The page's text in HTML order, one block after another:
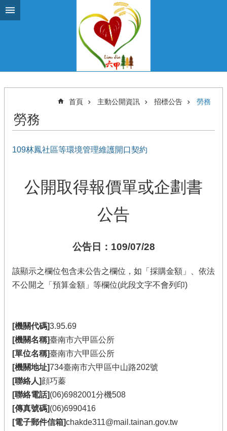
跳到主要內容區塊
首頁 主動公開資訊 招標公告 勞務
勞務
109林鳳社區等環境管理維護開口契約
公開取得報價單或企劃書
公告
公告日：109/07/28
該顯示之欄位包含未公告之欄位，如「採購金額」、依法
不公開之「預算金額」等欄位(此段文字不會列印)
[機關代碼]3.95.69
[機關名稱]臺南市六甲區公所
[單位名稱]臺南市六甲區公所
[機關地址]734臺南市六甲區中山路202號
[聯絡人]顔巧蓁
[聯絡電話](06)6982001分機508
[傳真號碼](06)6990416
[電子郵件信箱]chakde311@mail.tainan.gov.tw